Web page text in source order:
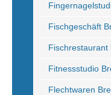
Fischgeschäft
Fischrestaurant
Fitnessstudio
Flechtwaren